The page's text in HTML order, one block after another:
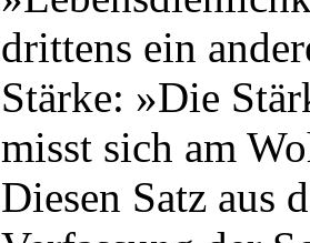
drittens ein
Stärke: »Die
misst sich am
Diesen Satz aus